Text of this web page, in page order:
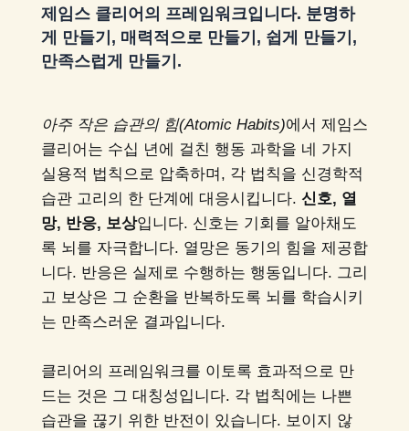
제임스 클리어의 프레임워크입니다. 분명하
게 만들기, 매력적으로 만들기, 쉽게 만들기,
만족스럽게 만들기.
아주 작은 습관의 힘(Atomic Habits)에서 제임스
클리어는 수십 년에 걸친 행동 과학을 네 가지
실용적 법칙으로 압축하며, 각 법칙을 신경학적
습관 고리의 한 단계에 대응시킵니다. 신호, 열
망, 반응, 보상입니다. 신호는 기회를 알아채도
록 뇌를 자극합니다. 열망은 동기의 힘을 제공합
니다. 반응은 실제로 수행하는 행동입니다. 그리
고 보상은 그 순환을 반복하도록 뇌를 학습시키
는 만족스러운 결과입니다.
클리어의 프레임워크를 이토록 효과적으로 만
드는 것은 그 대칭성입니다. 각 법칙에는 나쁜
습관을 끊기 위한 반전이 있습니다. 보이지 않